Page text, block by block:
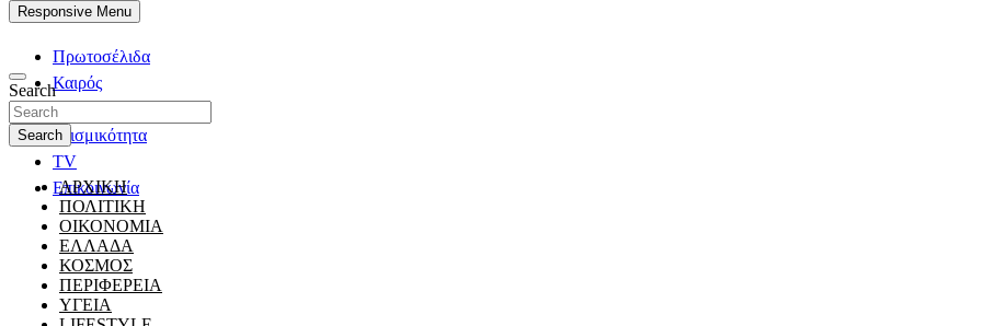
Responsive Menu
Πρωτοσέλιδα
Καιρός
Ζώδια
Σεισμικότητα
TV
Επικοινωνία
Search
Search
ΑΡΧΙΚΗ
ΠΟΛΙΤΙΚΗ
ΟΙΚΟΝΟΜΙΑ
ΕΛΛΑΔΑ
ΚΟΣΜΟΣ
ΠΕΡΙΦΕΡΕΙΑ
ΥΓΕΙΑ